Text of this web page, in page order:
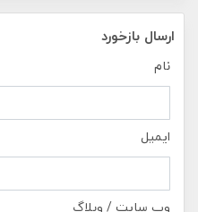
ارسال بازخورد
نام
ایمیل
وب سایت / وبلاگ